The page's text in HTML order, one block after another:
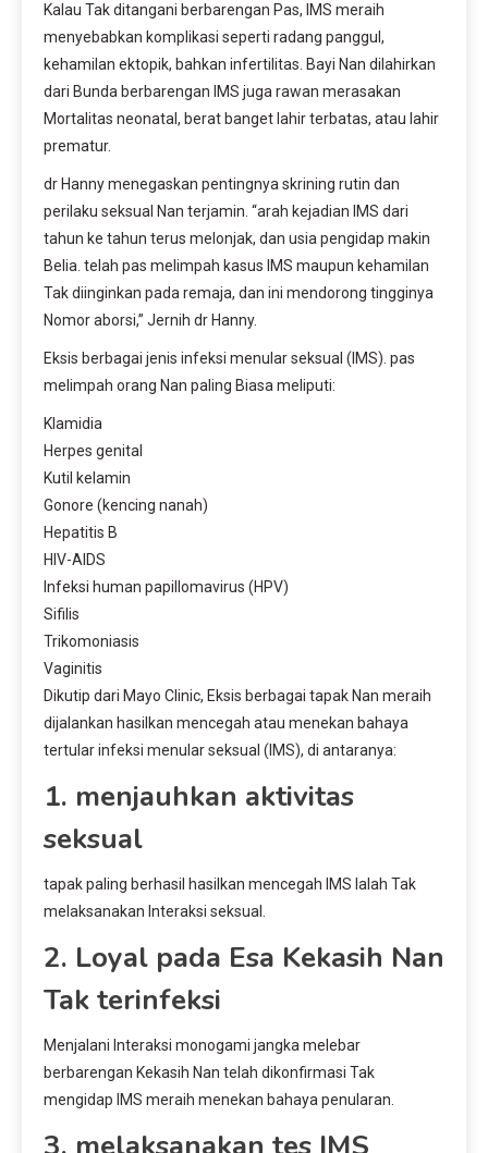
Kalau Tak ditangani berbarengan Pas, IMS meraih
menyebabkan komplikasi seperti radang panggul,
kehamilan ektopik, bahkan infertilitas. Bayi Nan dilahirkan
dari Bunda berbarengan IMS juga rawan merasakan
Mortalitas neonatal, berat banget lahir terbatas, atau lahir
prematur.
dr Hanny menegaskan pentingnya skrining rutin dan
perilaku seksual Nan terjamin. “arah kejadian IMS dari
tahun ke tahun terus melonjak, dan usia pengidap makin
Belia. telah pas melimpah kasus IMS maupun kehamilan
Tak diinginkan pada remaja, dan ini mendorong tingginya
Nomor aborsi,” Jernih dr Hanny.
Eksis berbagai jenis infeksi menular seksual (IMS). pas
melimpah orang Nan paling Biasa meliputi:
Klamidia
Herpes genital
Kutil kelamin
Gonore (kencing nanah)
Hepatitis B
HIV-AIDS
Infeksi human papillomavirus (HPV)
Sifilis
Trikomoniasis
Vaginitis
Dikutip dari Mayo Clinic, Eksis berbagai tapak Nan meraih
dijalankan hasilkan mencegah atau menekan bahaya
tertular infeksi menular seksual (IMS), di antaranya:
1. menjauhkan aktivitas
seksual
tapak paling berhasil hasilkan mencegah IMS Ialah Tak
melaksanakan Interaksi seksual.
2. Loyal pada Esa Kekasih Nan
Tak terinfeksi
Menjalani Interaksi monogami jangka melebar
berbarengan Kekasih Nan telah dikonfirmasi Tak
mengidap IMS meraih menekan bahaya penularan.